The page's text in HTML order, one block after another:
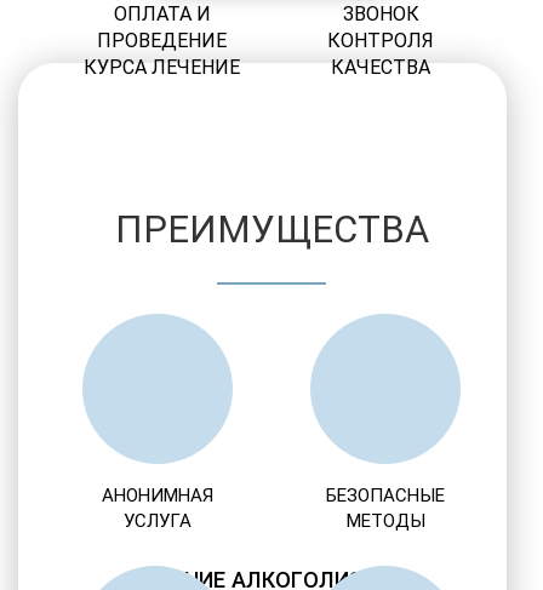
ЛЕЧЕНИЕ АЛКОГОЛИЗМА
ОПЛАТА И
ПРОВЕДЕНИЕ
КУРСА ЛЕЧЕНИЕ
ЗВОНОК
КОНТРОЛЯ
КАЧЕСТВА
ПРЕИМУЩЕСТВА
АНОНИМНАЯ
УСЛУГА
БЕЗОПАСНЫЕ
МЕТОДЫ